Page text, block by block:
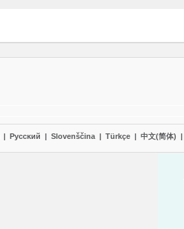
| Pyccĸий | Slovenščina | Türkçe | 中文(简体) |